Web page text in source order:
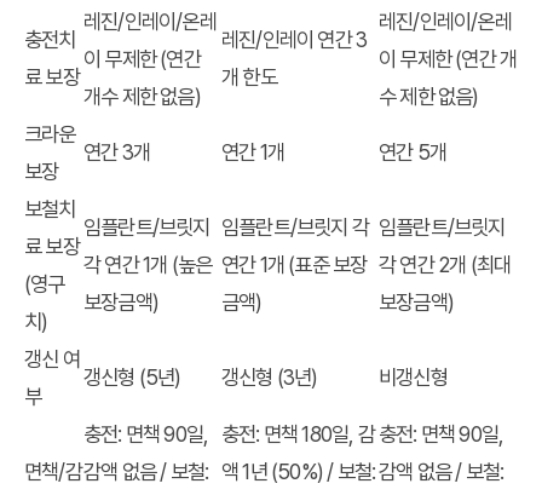
충전치
료 보장
레진/인레이/온레
이 무제한 (연간
개수 제한 없음)
레진/인레이 연간 3
개 한도
레진/인레이/온레
이 무제한 (연간 개
수 제한 없음)
크라운
보장
연간 3개 연간 1개 연간 5개
보철치
료 보장
(영구
치)
임플란트/브릿지
각 연간 1개 (높은
보장금액)
임플란트/브릿지 각
연간 1개 (표준 보장
금액)
임플란트/브릿지
각 연간 2개 (최대
보장금액)
갱신 여
부
갱신형 (5년) 갱신형 (3년) 비갱신형
면책/감
충전: 면책 90일,
감액 없음 / 보철:
충전: 면책 180일, 감
액 1년 (50%) / 보철:
충전: 면책 90일,
감액 없음 / 보철: